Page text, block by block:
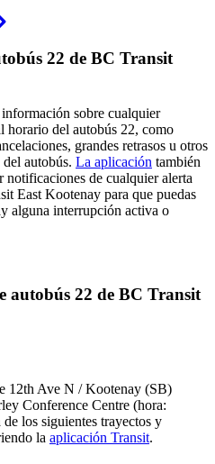
22 de BC Transit
sobre cualquier
horario del autobús 22, como
grandes retrasos u otros
autobús. La aplicación también
notificaciones de cualquier alerta
East Kootenay para que puedas
alguna interrupción activa o
autobús 22 de BC Transit
12th Ave N / Kootenay (SB)
Conference Centre (hora:
los siguientes trayectos y
la aplicación Transit.